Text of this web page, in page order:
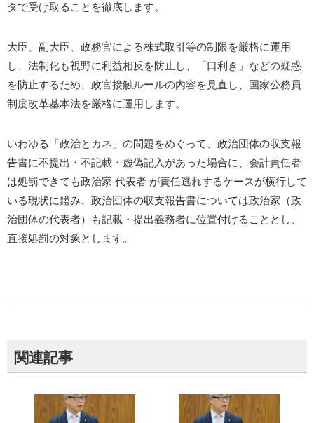
タで受け取ることを徹底します。
大臣、副大臣、政務官による株式取引等の制限を厳格に運用
し、法制化も視野に利益相反を防止し、「口利き」などの疑惑
を防止するため、政官接触ルールの内容を見直し、国家公務員
制度改革基本法を厳格に運用します。
いわゆる「政治とカネ」の問題をめぐって、政治団体の収支報
告書に不提出・不記載・虚偽記入があった場合に、会計責任者
は処罰できても政治家 代表者 が責任逃れするケースが横行して
いる現状に鑑み、政治団体の収支報告書については政治家（政
治団体の代表者）も記載・提出義務者に位置付けることとし、
直接処罰の対象とします。
関連記事